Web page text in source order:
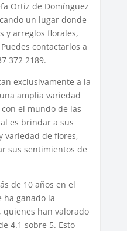
Ortiz de Domínguez
un lugar donde
y arreglos florales,
contactarlos a
372 2189.
exclusivamente a la
amplia variedad
el mundo de las
es brindar a sus
variedad de flores,
sus sentimientos de
de 10 años en el
ha ganado la
quienes han valorado
4.1 sobre 5. Esto